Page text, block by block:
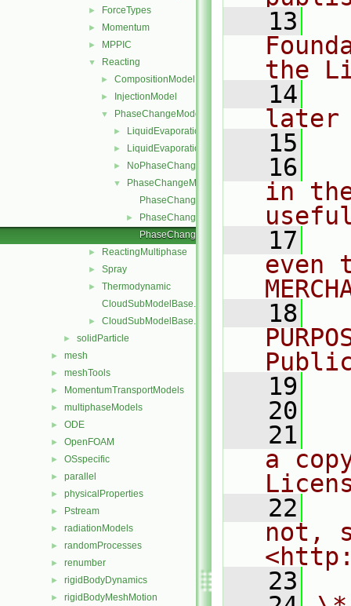
► ForceTypes
► Momentum
► MPPIC
▼ Reacting
► CompositionModel
► InjectionModel
▼ PhaseChangeModel
► LiquidEvaporation
► LiquidEvaporationBoil
► NoPhaseChange
▼
PhaseChangeModel
PhaseChangeModel.C
►
PhaseChangeModel.H
PhaseChangeModelNew.C
► ReactingMultiphase
► Spray
►
Thermodynamic
CloudSubModelBase.C
► CloudSubModelBase.H
► solidParticle
► mesh
► meshTools
► MomentumTransportModels
► multiphaseModels
► ODE
► OpenFOAM
► OSspecific
► parallel
► physicalProperties
► Pstream
► radiationModels
► randomProcesses
► renumber
► rigidBodyDynamics
► rigidBodyMeshMotion
   13
the
   14
later
   15
   16
in
   17
even
   18
   19
   20
   21
a
   22
not,
   23